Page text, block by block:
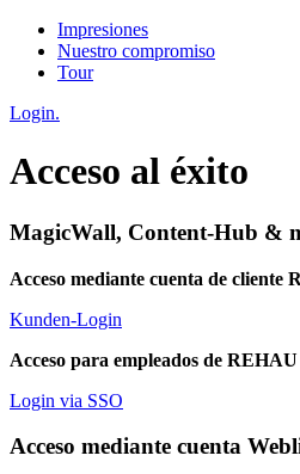
Impresiones
Nuestro compromiso
Tour
Login.
Acceso al éxito
MagicWall, Content-Hub &
Acceso mediante cuenta de cliente
Kunden-Login
Acceso para empleados de
Login via SSO
Acceso mediante cuenta